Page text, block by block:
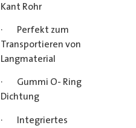
Kant Rohr
· Perfekt zum
Transportieren von
Langmaterial
· Gummi O- Ring
Dichtung
· Integriertes